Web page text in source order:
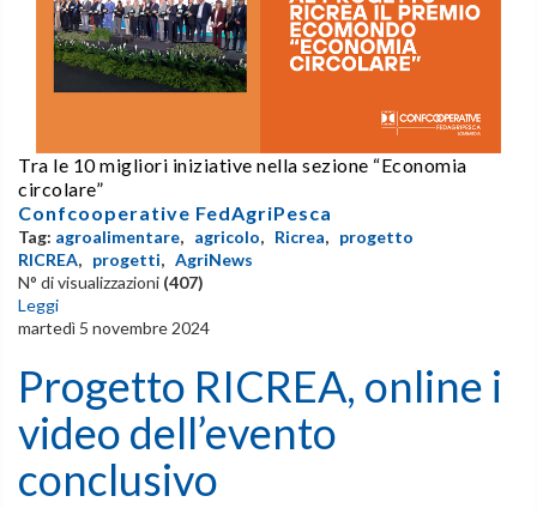
Tra le 10 migliori iniziative nella sezione “Economia
circolare”
Confcooperative FedAgriPesca
Tag: agroalimentare, agricolo, Ricrea, progetto
RICREA, progetti, AgriNews
N° di visualizzazioni (407)
Leggi
martedì 5 novembre 2024
Progetto RICREA, online i
video dell’evento
conclusivo